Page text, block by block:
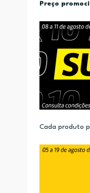
Preço
Cada produto